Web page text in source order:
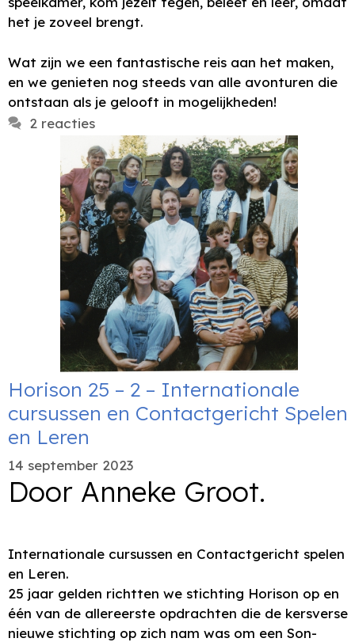
het je zoveel brengt.
Wat zijn we een fantastische reis aan het maken,
en we genieten nog steeds van alle avonturen die
ontstaan als je gelooft in mogelijkheden!
2 reacties
Horison 25 – 2 – Internationale
cursussen en Contactgericht Spelen
en Leren
14 september 2023
Door Anneke Groot.
Internationale cursussen en Contactgericht spelen
en Leren.
25 jaar gelden richtten we stichting Horison op en
één van de allereerste opdrachten die de kersverse
nieuwe stichting op zich nam was om een Son-